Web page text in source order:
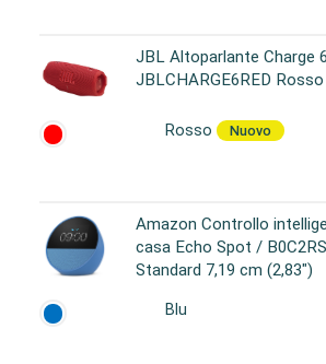
JBL Altoparlante Charge
JBLCHARGE6RED Rosso
Rosso Nuovo
Amazon Controllo
casa Echo Spot /
Standard 7,19 cm (2,83")
Blu